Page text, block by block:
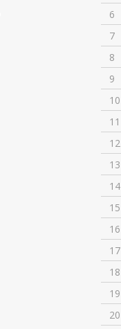
6
7
8
9
10
11
12
13
14
15
16
17
18
19
20